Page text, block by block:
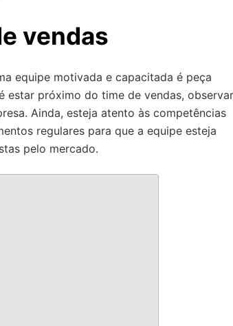
vendas
equipe motivada e capacitada é peça
estar próximo do time de vendas,
Ainda, esteja atento às competências
regulares para que a equipe esteja
pelo mercado.